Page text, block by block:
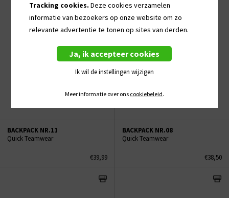
BACKPACK NR.11
Quick Teamwear
€39,99
BACKPACK NR.08
Quick Teamwear
€38,50
Tracking cookies. Deze cookies verzamelen
informatie van bezoekers op onze website om zo
relevante advertentie te tonen op sites van derden.
Ja, ik accepteer cookies
Ik wil de instellingen wijzigen
Meer informatie over ons cookiebeleid.